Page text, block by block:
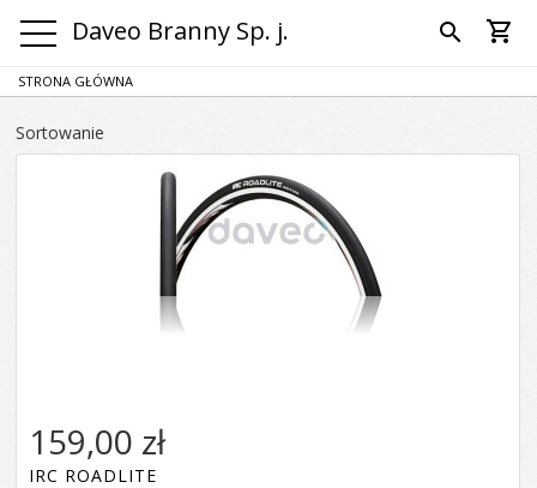
Daveo Branny Sp. j. search shopping_cart
STRONA GŁÓWNA
Sortowanie
159,00 zł
IRC ROADLITE